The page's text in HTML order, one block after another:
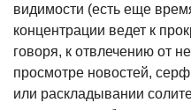
видимости (есть еще
концентрации ведет к
говоря, к отвлечению от
просмотре новостей,
или раскладывании